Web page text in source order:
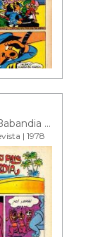
El misterioso país de Ali-Babandia ep. 14
| 1978